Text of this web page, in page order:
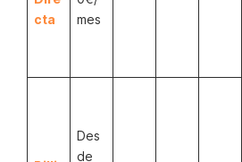
cta
mes
Des
de